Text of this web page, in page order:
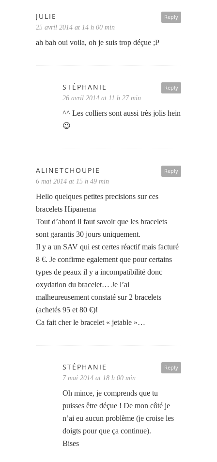
Reply
JULIE
25 avril 2014 at 14 h 00 min
ah bah oui voila, oh je suis trop déçue ;P
Reply
STÉPHANIE
26 avril 2014 at 11 h 27 min
^^ Les colliers sont aussi très jolis hein
😉
Reply
ALINETCHOUPIE
6 mai 2014 at 15 h 49 min
Hello quelques petites precisions sur ces
bracelets Hipanema
Tout d’abord il faut savoir que les bracelets
sont garantis 30 jours uniquement.
Il y a un SAV qui est certes réactif mais facturé
8 €. Je confirme egalement que pour certains
types de peaux il y a incompatibilité donc
oxydation du bracelet… Je l’ai
malheureusement constaté sur 2 bracelets
(achetés 95 et 80 €)!
Ca fait cher le bracelet « jetable »…
Reply
STÉPHANIE
7 mai 2014 at 18 h 00 min
Oh mince, je comprends que tu
puisses être déçue ! De mon côté je
n’ai eu aucun problème (je croise les
doigts pour que ça continue).
Bises